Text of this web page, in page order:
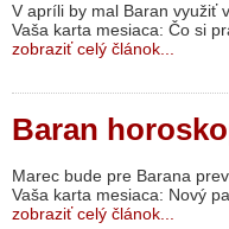
V apríli by mal Baran využiť
Vaša karta mesiaca: Čo si
zobraziť celý článok...
Baran
Marec bude pre Barana
Vaša karta mesiaca: Nový
zobraziť celý článok...